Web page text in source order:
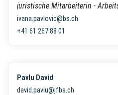
juristische Mitarbeiterin -
ivana.pavlovic@bs.ch
+41 61 267 88 01
Pavlu David
david.pavlu@jfbs.ch